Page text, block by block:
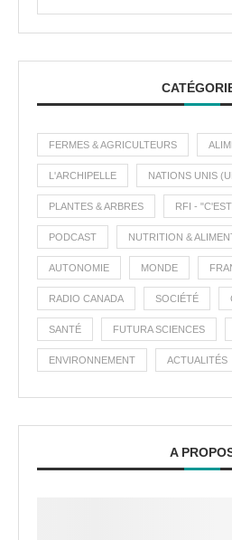
FERMES & AGRICULTEURS
L'ARCHIPELLE NATIONS UNIS
PLANTES & ARBRES RFI -
PODCAST NUTRITION &
AUTONOMIE MONDE
RADIO CANADA SOCIÉTÉ
SANTÉ FUTURA SCIENCES
ENVIRONNEMENT ACTUALITÉS
A